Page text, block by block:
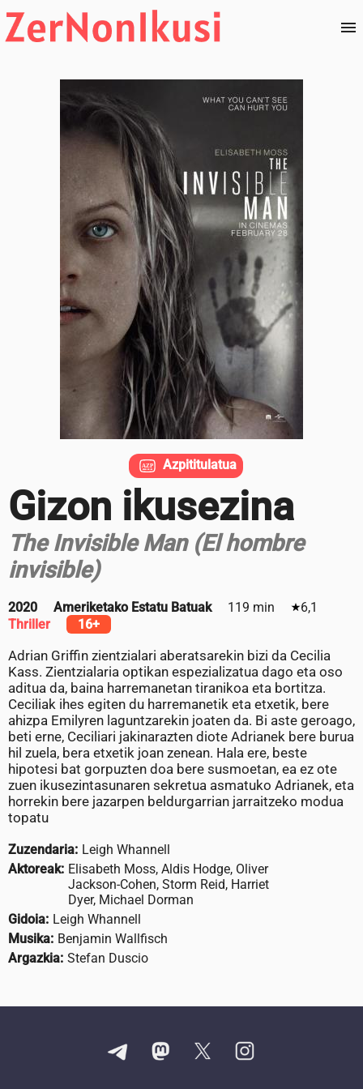
Gizon ikusezina
The Invisible Man (El hombre
invisible)
2020 Ameriketako Estatu Batuak 119 min
6,1
Thriller
16+
Adrian Griffin zientzialari aberatsarekin bizi da Cecilia
Kass. Zientzialaria optikan espezializatua dago eta oso
aditua da, baina harremanetan tiranikoa eta bortitza.
Ceciliak ihes egiten du harremanetik eta etxetik, bere
ahizpa Emilyren laguntzarekin joaten da. Bi aste geroago,
beti erne, Ceciliari jakinarazten diote Adrianek bere burua
hil zuela, bera etxetik joan zenean. Hala ere, beste
hipotesi bat gorpuzten doa bere susmoetan, ea ez ote
zuen ikusezintasunaren sekretua asmatuko Adrianek, eta
horrekin bere jazarpen beldurgarrian jarraitzeko modua
topatu
Zuzendaria: Leigh Whannell
Aktoreak: Elisabeth Moss, Aldis Hodge, Oliver
Jackson-Cohen, Storm Reid, Harriet
Dyer, Michael Dorman
Gidoia: Leigh Whannell
Musika: Benjamin Wallfisch
Argazkia: Stefan Duscio
Azpititulatua